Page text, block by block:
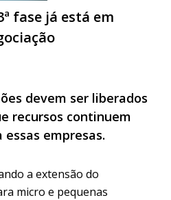
fase já está em
devem ser liberados
recursos continuem
empresas.
a extensão do
micro e pequenas